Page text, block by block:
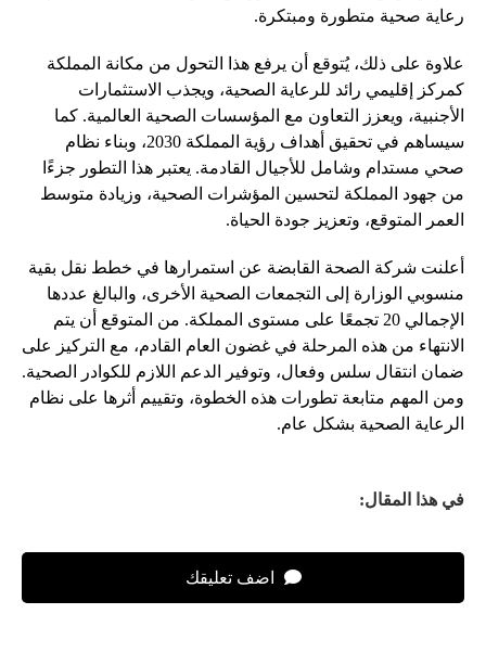
رعاية صحية متطورة ومبتكرة.
علاوة على ذلك، يُتوقع أن يرفع هذا التحول من مكانة المملكة
كمركز إقليمي رائد للرعاية الصحية، ويجذب الاستثمارات
الأجنبية، ويعزز التعاون مع المؤسسات الصحية العالمية. كما
سيساهم في تحقيق أهداف رؤية المملكة 2030، وبناء نظام
صحي مستدام وشامل للأجيال القادمة. يعتبر هذا التطور جزءًا
من جهود المملكة لتحسين المؤشرات الصحية، وزيادة متوسط
العمر المتوقع، وتعزيز جودة الحياة.
أعلنت شركة الصحة القابضة عن استمرارها في خطط نقل بقية
منسوبي الوزارة إلى التجمعات الصحية الأخرى، والبالغ عددها
الإجمالي 20 تجمعًا على مستوى المملكة. من المتوقع أن يتم
الانتهاء من هذه المرحلة في غضون العام القادم، مع التركيز على
ضمان انتقال سلس وفعال، وتوفير الدعم اللازم للكوادر الصحية.
ومن المهم متابعة تطورات هذه الخطوة، وتقييم أثرها على نظام
الرعاية الصحية بشكل عام.
في هذا المقال:
اضف تعليقك